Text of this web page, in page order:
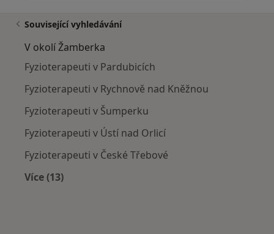
Související vyhledávání
V okolí Žamberka
Fyzioterapeuti v Pardubicích
Fyzioterapeuti v Rychnově nad Kněžnou
Fyzioterapeuti v Šumperku
Fyzioterapeuti v Ústí nad Orlicí
Fyzioterapeuti v České Třebové
Více (13)